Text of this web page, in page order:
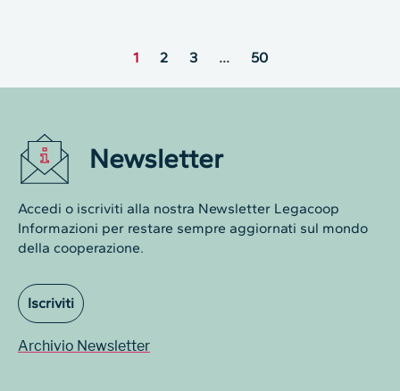
1 2 3 … 50
Newsletter
Accedi o iscriviti alla nostra Newsletter Legacoop
Informazioni per restare sempre aggiornati sul mondo
della cooperazione.
Iscriviti
Archivio Newsletter